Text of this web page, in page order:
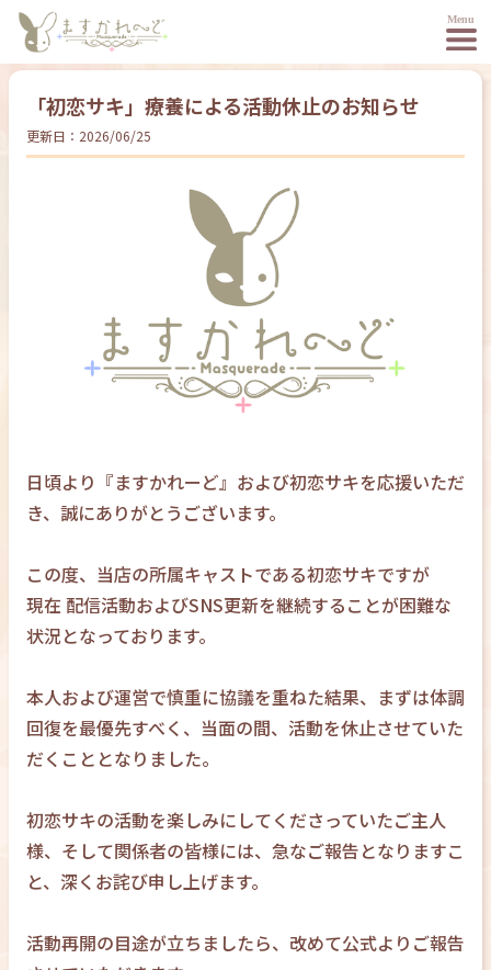
「初恋サキ」療養による活動休止のお知らせ
更新日： 2026/06/25
日頃より『ますかれーど』および初恋サキを応援いただ
き、誠にありがとうございます。
この度、当店の所属キャストである初恋サキですが
現在 配信活動およびSNS更新を継続することが困難な
状況となっております。
本人および運営で慎重に協議を重ねた結果、まずは体調
回復を最優先すべく、当面の間、活動を休止させていた
だくこととなりました。
初恋サキの活動を楽しみにしてくださっていたご主人
様、そして関係者の皆様には、急なご報告となりますこ
と、深くお詫び申し上げます。
活動再開の目途が立ちましたら、改めて公式よりご報告